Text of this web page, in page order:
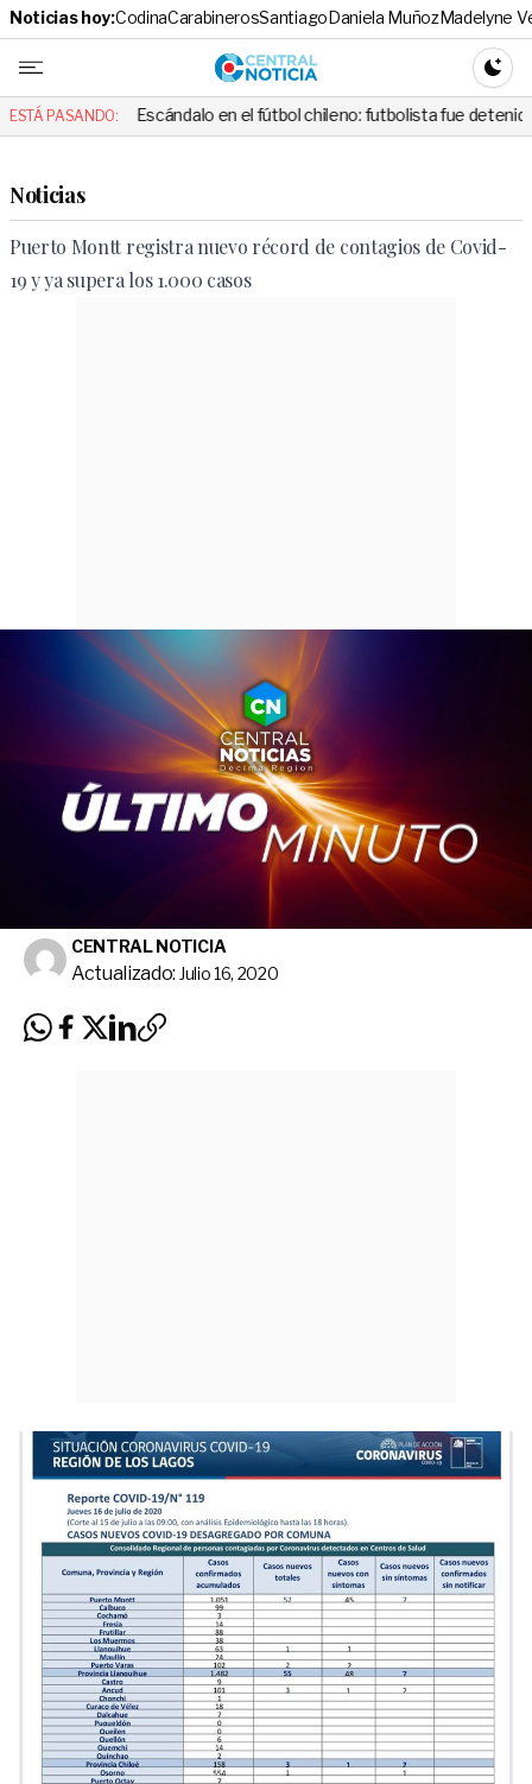
Noticias hoy:CodinaCarabinerosSantiagoDaniela MuñozMadelyne
Central
ESTÁ PASANDO:
Escándalo en el fútbol chileno: futbolista fue detenido tras casi
Noticias
Puerto Montt registra nuevo récord de contagios de Covid-
19 y ya supera los 1.000 casos
CENTRAL NOTICIA
Actualizado: Julio 16, 2020